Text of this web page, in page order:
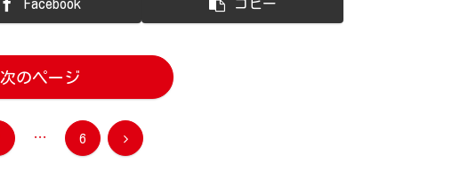
Facebook コピー
次のページ
… 6 次